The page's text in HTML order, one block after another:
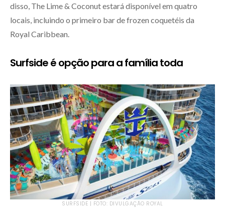
disso, The Lime & Coconut estará disponível em quatro
locais, incluindo o primeiro bar de frozen coquetéis da
Royal Caribbean.
Surfside é opção para a família toda
SURFSIDE | FOTO: DIVULGAÇÃO ROYAL